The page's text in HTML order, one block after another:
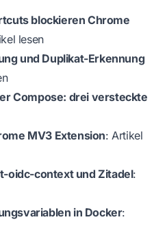
blockieren Chrome
lesen
und Duplikat-Erkennung
Compose: drei versteckte
MV3 Extension: Artikel
oidc-context und Zitadel:
in Docker: